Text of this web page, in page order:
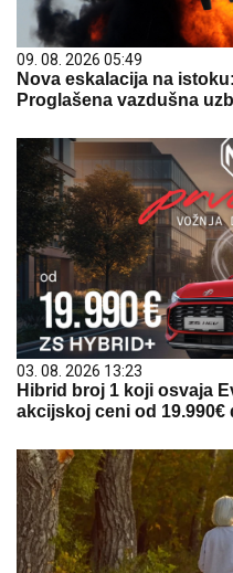
09. 08. 2026 05:49
Nova eskalacija na
Proglašena vazdušna
03. 08. 2026 13:23
Hibrid broj 1 koji osvaja
akcijskoj ceni od 19.990€